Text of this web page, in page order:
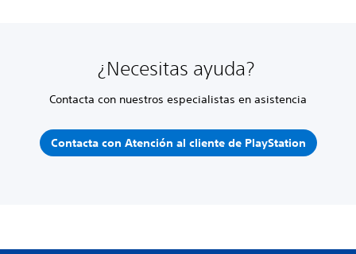
¿Necesitas ayuda?
Contacta con nuestros especialistas en asistencia
Contacta con Atención al cliente de PlayStation